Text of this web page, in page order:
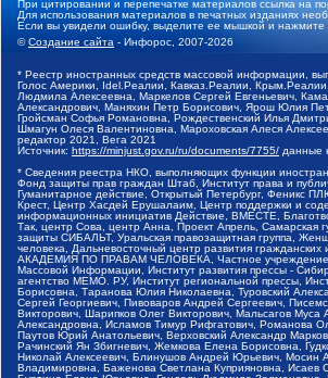
При цитировании и перепечатке материалов ссылка на
Для использования материалов в печатных изданиях
Если вы увидели ошибку, выделите ее мышкой и нажмите
©Создание сайта - Инфорос, 2007-2026
* Реестр иностранных средств массовой информации,
Голос Америки, Idel.Реалии, Кавказ.Реалии,
Людмила Алексеевна, Маркелов Сергей Евгеньевич,
Александрович, Маняхин Петр Борисович, Ярош Юлия
Гройсман Софья Романовна, Рождественский Илья
Шмагун Олеся Валентиновна, Мароховская Алеся
редактор 2021, Вега 2021
Источник: https://minjust.gov.ru/ru/documents/7755/ данные
* Сведения реестра НКО, выполняющих функции
Фонд защиты прав граждан Штаб, Институт права и
Гуманитарное действие, Открытый Петербург, Феникс
Крест, Центр Хасдей Ерушалаим, Центр поддержки и
информационных инициатив Действие, ВМЕСТЕ,
Так, центр Сова, центр Анна, Проект Апрель,
защиты СИБАЛЬТ, Уральская правозащитная группа,
человека, Дальневосточный центр развития
АКАДЕМИЯ ПО ПРАВАМ ЧЕЛОВЕКА, Частное учреждение
Массовой Информации, Институт развития прессы -
агентство МЕМО. РУ, Институт региональной прессы,
Борисовна, Таранова Юлия Николаевна, Туровский
Сергей Георгиевич, Пивоваров Андрей Сергеевич,
Викторович, Шарипков Олег Викторович, Мальсагов
Александровна, Исламов Тимур Рифгатович, Романова
Паутов Юрий Анатольевич, Верховский Александр
Рачинский Ян Збигневич, Жемкова Елена Борисовна,
Николай Алексеевич, Блинушов Андрей Юрьевич, Мосин
Владимировна, Баженова Светлана Куприяновна, Исаев